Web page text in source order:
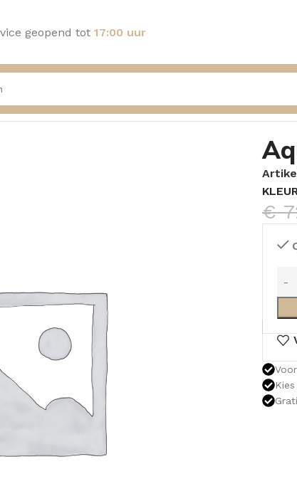
geopend tot 17:00 uur
doucheslangen Aquasense Doucheslang
€